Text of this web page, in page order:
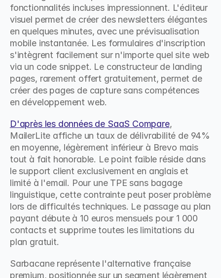
fonctionnalités incluses impressionnent. L'éditeur
visuel permet de créer des newsletters élégantes
en quelques minutes, avec une prévisualisation
mobile instantanée. Les formulaires d'inscription
s'intègrent facilement sur n'importe quel site web
via un code snippet. Le constructeur de landing
pages, rarement offert gratuitement, permet de
créer des pages de capture sans compétences
en développement web.
D'après les données de SaaS Compare,
MailerLite affiche un taux de délivrabilité de 94%
en moyenne, légèrement inférieur à Brevo mais
tout à fait honorable. Le point faible réside dans
le support client exclusivement en anglais et
limité à l'email. Pour une TPE sans bagage
linguistique, cette contrainte peut poser problème
lors de difficultés techniques. Le passage au plan
payant débute à 10 euros mensuels pour 1 000
contacts et supprime toutes les limitations du
plan gratuit.
Sarbacane représente l'alternative française
premium, positionnée sur un segment légèrement